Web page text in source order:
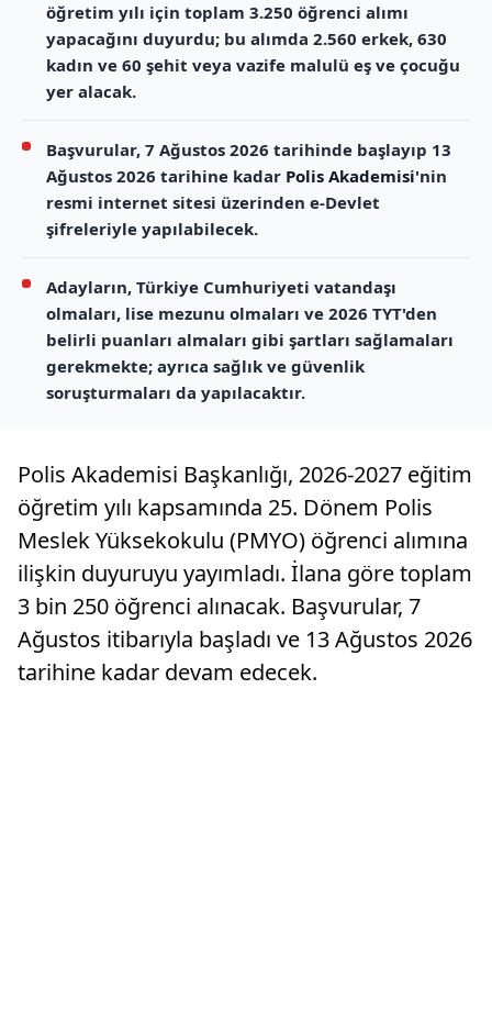
öğretim yılı için toplam 3.250 öğrenci alımı
yapacağını duyurdu; bu alımda 2.560 erkek, 630
kadın ve 60 şehit veya vazife malulü eş ve çocuğu
yer alacak.
Başvurular, 7 Ağustos 2026 tarihinde başlayıp 13
Ağustos 2026 tarihine kadar Polis Akademisi'nin
resmi internet sitesi üzerinden e-Devlet
şifreleriyle yapılabilecek.
Adayların, Türkiye Cumhuriyeti vatandaşı
olmaları, lise mezunu olmaları ve 2026 TYT'den
belirli puanları almaları gibi şartları sağlamaları
gerekmekte; ayrıca sağlık ve güvenlik
soruşturmaları da yapılacaktır.
Polis Akademisi Başkanlığı, 2026-2027 eğitim
öğretim yılı kapsamında 25. Dönem Polis
Meslek Yüksekokulu (PMYO) öğrenci alımına
ilişkin duyuruyu yayımladı. İlana göre toplam
3 bin 250 öğrenci alınacak. Başvurular, 7
Ağustos itibarıyla başladı ve 13 Ağustos 2026
tarihine kadar devam edecek.